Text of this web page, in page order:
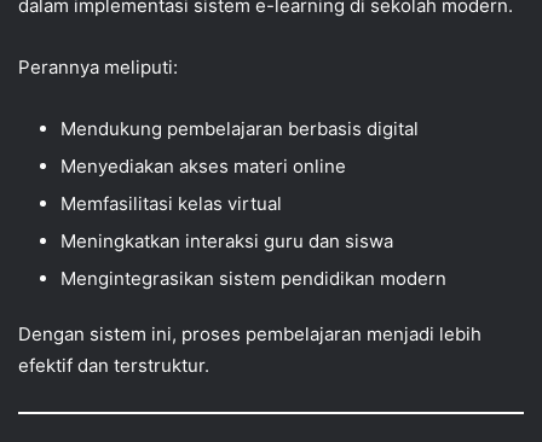
dalam implementasi sistem e-learning di sekolah modern.
Perannya meliputi:
Mendukung pembelajaran berbasis digital
Menyediakan akses materi online
Memfasilitasi kelas virtual
Meningkatkan interaksi guru dan siswa
Mengintegrasikan sistem pendidikan modern
Dengan sistem ini, proses pembelajaran menjadi lebih
efektif dan terstruktur.